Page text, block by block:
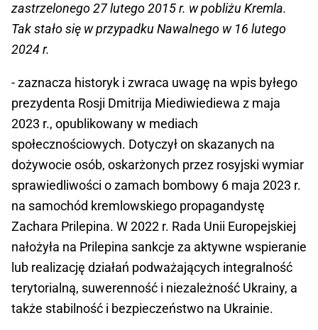
zastrzelonego 27 lutego 2015 r. w pobliżu Kremla.
Tak stało się w przypadku Nawalnego w 16 lutego
2024 r.
- zaznacza historyk i zwraca uwagę na wpis byłego
prezydenta Rosji Dmitrija Miediwiediewa z maja
2023 r., opublikowany w mediach
społecznościowych. Dotyczył on skazanych na
dożywocie osób, oskarżonych przez rosyjski wymiar
sprawiedliwości o zamach bombowy 6 maja 2023 r.
na samochód kremlowskiego propagandystę
Zachara Prilepina. W 2022 r. Rada Unii Europejskiej
nałożyła na Prilepina sankcje za aktywne wspieranie
lub realizację działań podważających integralność
terytorialną, suwerenność i niezależność Ukrainy, a
także stabilność i bezpieczeństwo na Ukrainie.